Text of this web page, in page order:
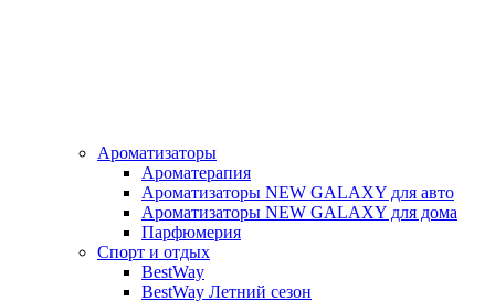
Ароматизаторы
Ароматерапия
Ароматизаторы NEW GALAXY для авто
Ароматизаторы NEW GALAXY для дома
Парфюмерия
Спорт и отдых
BestWay
BestWay Летний сезон